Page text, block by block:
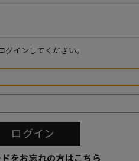
インしてください。
をお忘れの方はこちら